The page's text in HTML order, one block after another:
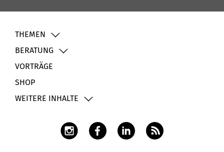
THEMEN
BERATUNG
VORTRÄGE
SHOP
WEITERE INHALTE